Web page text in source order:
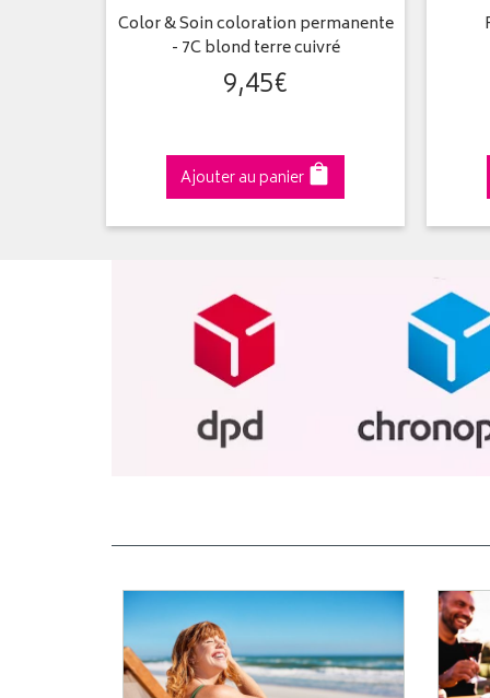
Color & Soin coloration permanente
- 7C blond terre cuivré
9,45€
Ajouter au panier